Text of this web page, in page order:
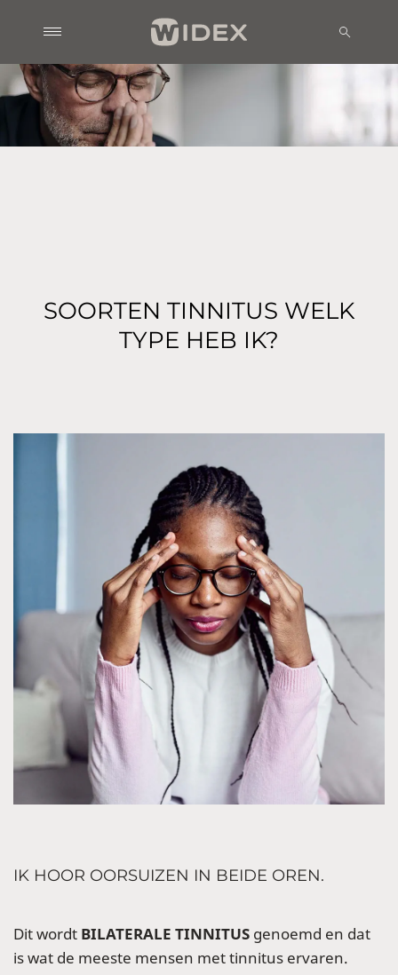
SOORTEN TINNITUS WELK
TYPE HEB IK?
IK HOOR OORSUIZEN IN BEIDE OREN.
Dit wordt BILATERALE TINNITUS genoemd en dat
is wat de meeste mensen met tinnitus ervaren.